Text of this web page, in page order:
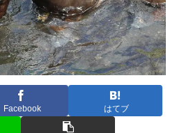
Facebook はてブ